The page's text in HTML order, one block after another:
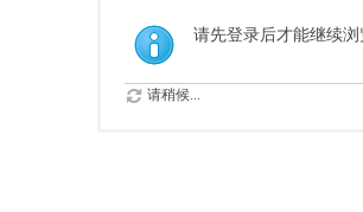
索
请先登录后才能继续浏
请稍候...